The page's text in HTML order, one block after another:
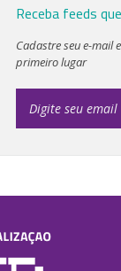
Receba feeds
Cadastre seu e-mail
primeiro lugar